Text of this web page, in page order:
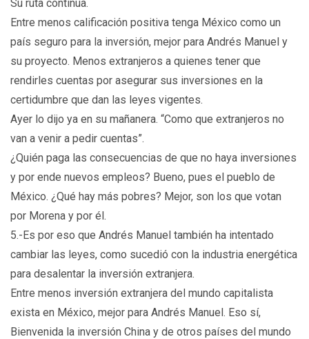
Su ruta continúa.
Entre menos calificación positiva tenga México como un
país seguro para la inversión, mejor para Andrés Manuel y
su proyecto. Menos extranjeros a quienes tener que
rendirles cuentas por asegurar sus inversiones en la
certidumbre que dan las leyes vigentes.
Ayer lo dijo ya en su mañanera. “Como que extranjeros no
van a venir a pedir cuentas”.
¿Quién paga las consecuencias de que no haya inversiones
y por ende nuevos empleos? Bueno, pues el pueblo de
México. ¿Qué hay más pobres? Mejor, son los que votan
por Morena y por él.
5.-Es por eso que Andrés Manuel también ha intentado
cambiar las leyes, como sucedió con la industria energética
para desalentar la inversión extranjera.
Entre menos inversión extranjera del mundo capitalista
exista en México, mejor para Andrés Manuel. Eso sí,
Bienvenida la inversión China y de otros países del mundo